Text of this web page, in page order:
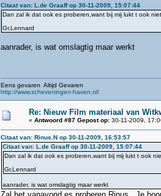
Citaat van: L.de Graaff op 30-11-2009, 15:07:44
Dan zal ik dat ook es proberen,want bij mij lukt t ook
Gr,Lennard
aanrader, is wat omslagtig maar werkt
Eens gevaren Altijd Gevaren
http://www.scheveningen-haven.nl/
Re: Nieuw Film materiaal van
« Antwoord #87 Gepost op:30-11-2009,
Citaat van: Rinus.N op 30-11-2009, 16:53:57
Citaat van: L.de Graaff op 30-11-2009, 15:07:44
Dan zal ik dat ook es proberen,want bij mij lukt t ook
Gr,Lennard
aanrader, is wat omslagtig maar werkt